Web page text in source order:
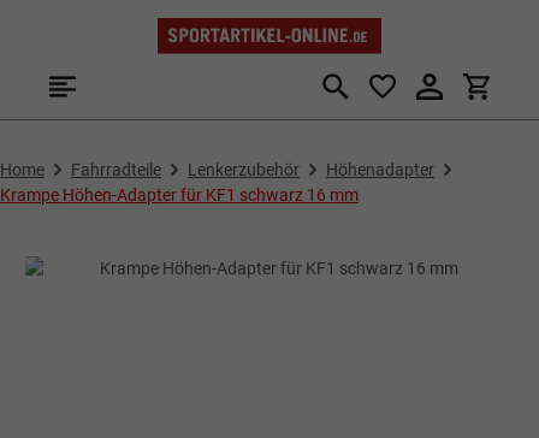
Zum Hauptinhalt springen
Home Fahrradteile Lenkerzubehör
Höhenadapter
Krampe Höhen-Adapter für KF1 schwarz 16 mm